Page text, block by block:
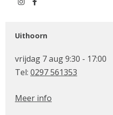
Uithoorn
vrijdag 7 aug 9:30 - 17:00
Tel: 0297 561353
Meer info